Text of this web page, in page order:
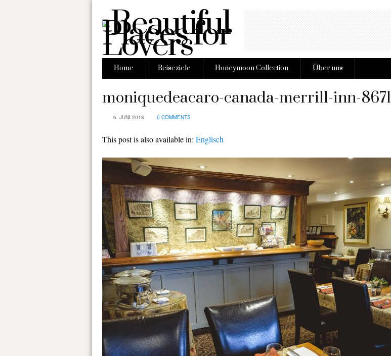
Home Reiseziele Honeymoon Collection Über uns
moniquedeacaro-canada-merrill-inn-8671
6. JUNI 2018 0 COMMENTS
This post is also available in: Englisch